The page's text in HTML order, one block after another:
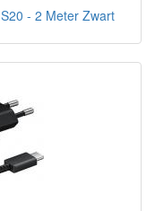
- 2 Meter Zwart